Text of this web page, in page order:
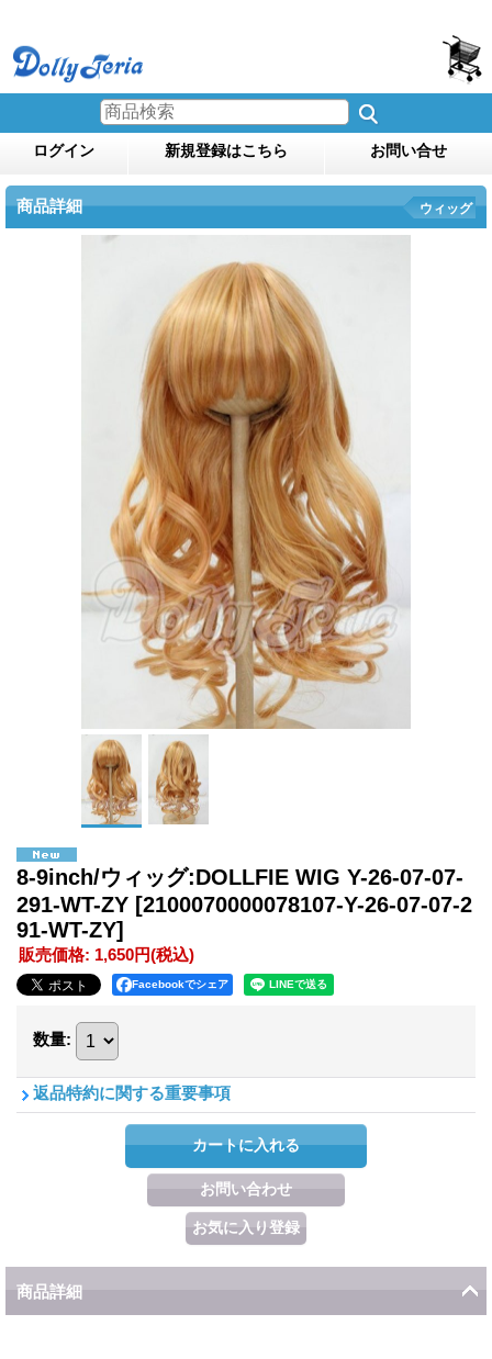
ログイン 新規登録はこちら お問い合せ
商品詳細 ウィッグ
8-9inch/ウィッグ:DOLLFIE WIG Y-26-07-07-
291-WT-ZY [2100070000078107-Y-26-07-07-2
91-WT-ZY]
販売価格: 1,650円(税込)
Facebookでシェア
数量:
返品特約に関する重要事項
商品詳細